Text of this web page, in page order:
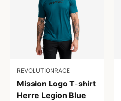
REVOLUTIONRACE
Mission Logo T-shirt
Herre Legion Blue